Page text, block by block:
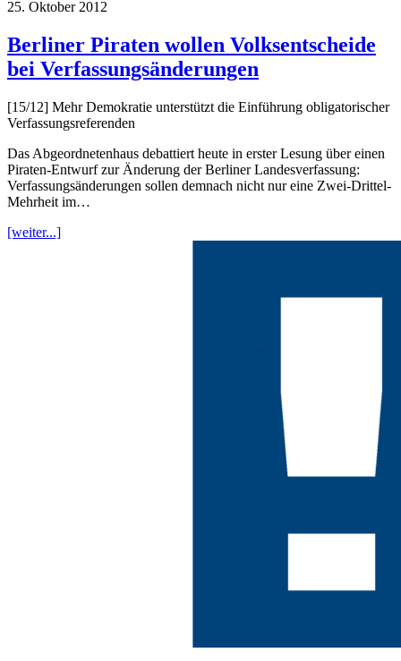
25. Oktober 2012
Berliner Piraten wollen Volksentscheide
bei Verfassungsänderungen
[15/12] Mehr Demokratie unterstützt die Einführung obligatorischer
Verfassungsreferenden
Das Abgeordnetenhaus debattiert heute in erster Lesung über einen
Piraten-Entwurf zur Änderung der Berliner Landesverfassung:
Verfassungsänderungen sollen demnach nicht nur eine Zwei-Drittel-
Mehrheit im…
[weiter...]